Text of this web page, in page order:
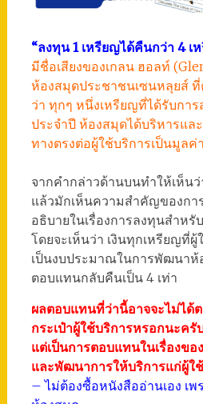
“ลงทุน 1 เหรียญได้คืนกว่า 4 เ
มีชื่อเสียงของเกลน ฮอลท์
ห้องสมุดประชาชนเซนหลุยส์
ว่า ทุกๆ หนึ่งเหรียญที่ได้รับกา
ประจำปี ห้องสมุดได้บริหารแล
ทางตรงต่อผู้ใช้บริการเป็นมูลค่
จากคำกล่าวด้านบนทำให้เห็นว่
แล้วมักเห็นความสำคัญของกา
อธิบายในเรื่องการลงทุนสำห
โดยจะเห็นว่า เงินทุกเหรียญที่
เป็นงบประมาณในการพัฒนาห้
ตอบแทนกลับคืนเป็น 4 เท่า
ผลตอบแทนที่ว่านี้อาจจะไม่ได้
กระเป๋าผู้ใช้บริการหรอกนะครั
แต่เป็นการตอบแทนในเรื่องข
และพัฒนาการให้บริการแก่ผู้ใ
– ไม่ต้องซื้อหนังสืออ่านเอง เ